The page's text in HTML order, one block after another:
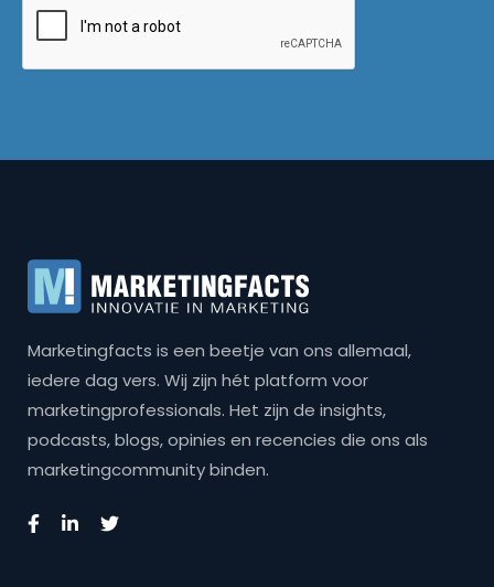
Marketingfacts is een beetje van ons allemaal,
iedere dag vers. Wij zijn hét platform voor
marketingprofessionals. Het zijn de insights,
podcasts, blogs, opinies en recencies die ons als
marketingcommunity binden.